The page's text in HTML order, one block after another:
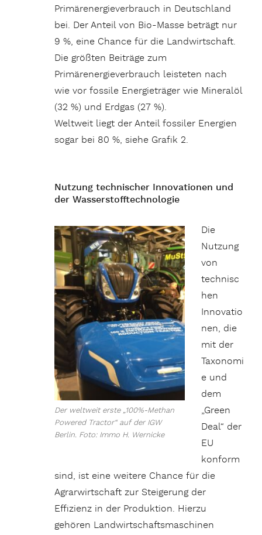
Primärenergieverbrauch in Deutschland
bei. Der Anteil von Bio-Masse beträgt nur
9 %, eine Chance für die Landwirtschaft.
Die größten Beiträge zum
Primärenergieverbrauch leisteten nach
wie vor fossile Energieträger wie Mineralöl
(32 %) und Erdgas (27 %).
Weltweit liegt der Anteil fossiler Energien
sogar bei 80 %, siehe Grafik 2.
Nutzung technischer Innovationen und
der Wasserstofftechnologie
Der weltweit erste „100%-Methan
Powered Tractor“ auf der IGW
Berlin. Foto: Immo H. Wernicke
Die
Nutzung
von
technisc
hen
Innovatio
nen, die
mit der
Taxonomi
e und
dem
„Green
Deal“ der
EU
konform
sind, ist eine weitere Chance für die
Agrarwirtschaft zur Steigerung der
Effizienz in der Produktion. Hierzu
gehören Landwirtschaftsmaschinen